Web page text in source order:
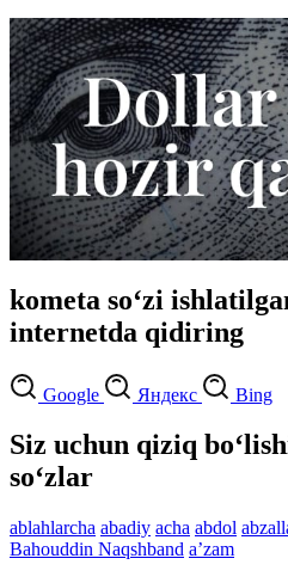
kometa so‘zi
internetda qidiring
Google Яндекс Bing
Siz uchun qiziq
so‘zlar
ablahlarcha abadiy acha abdol
Bahouddin Naqshband aʼzam